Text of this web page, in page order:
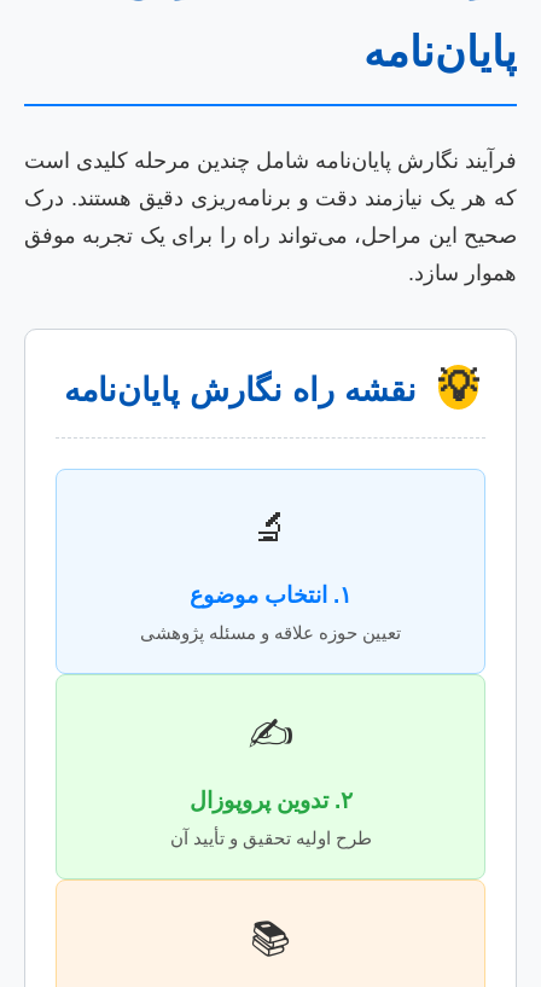
پایان‌نامه
فرآیند نگارش پایان‌نامه شامل چندین مرحله کلیدی است
که هر یک نیازمند دقت و برنامه‌ریزی دقیق هستند. درک
صحیح این مراحل، می‌تواند راه را برای یک تجربه موفق
هموار سازد.
💡 نقشه راه نگارش پایان‌نامه
🔬
۱. انتخاب موضوع
تعیین حوزه علاقه و مسئله پژوهشی
✍️
۲. تدوین پروپوزال
طرح اولیه تحقیق و تأیید آن
📚